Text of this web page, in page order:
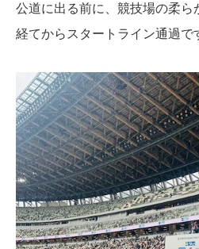
公道に出る前に、競技場の柔ら
経てからスタートライン通過で